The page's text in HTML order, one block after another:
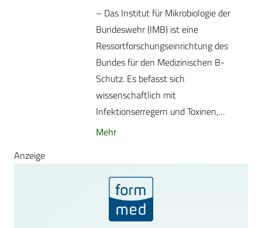
– Das Institut für Mikrobiologie der
Bundeswehr (IMB) ist eine
Ressortforschungseinrichtung des
Bundes für den Medizinischen B-
Schutz. Es befasst sich
wissenschaftlich mit
Infektionserregern und Toxinen,…
Mehr
Anzeige